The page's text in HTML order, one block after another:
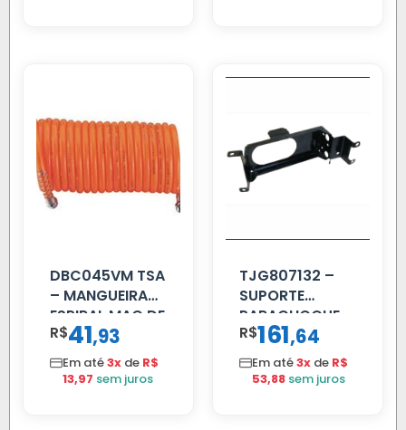
DBC045VM TSA
– MANGUEIRA
ESPIRAL MAO DE
AMIGO UNIV 16
MM 4.5MTS
VERMELHA
R$41,93
Em até3x de R$
13,97 sem juros
TJG807132 –
SUPORTE
PARACHOQUE
VW 12.170 LD
R$161,64
Em até3x de R$
53,88 sem juros